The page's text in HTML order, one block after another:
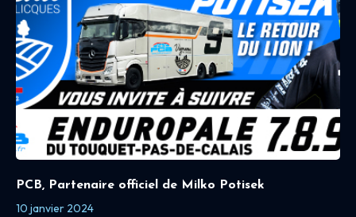
PCB, Partenaire officiel de Milko Potisek
10 janvier 2024